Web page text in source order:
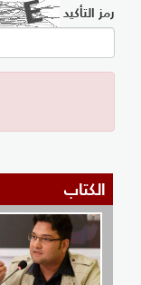
رمز التأكيد
الكتاب